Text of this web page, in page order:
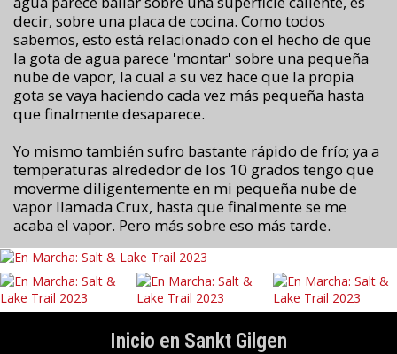
decir, sobre una placa de cocina. Como todos
sabemos, esto está relacionado con el hecho de que
la gota de agua parece 'montar' sobre una pequeña
nube de vapor, la cual a su vez hace que la propia
gota se vaya haciendo cada vez más pequeña hasta
que finalmente desaparece.
Yo mismo también sufro bastante rápido de frío; ya a
temperaturas alrededor de los 10 grados tengo que
moverme diligentemente en mi pequeña nube de
vapor llamada Crux, hasta que finalmente se me
acaba el vapor. Pero más sobre eso más tarde.
Inicio en Sankt Gilgen